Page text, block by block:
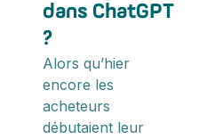
dans ChatGPT
?
Alors qu’hier
encore les
acheteurs
débutaient leur